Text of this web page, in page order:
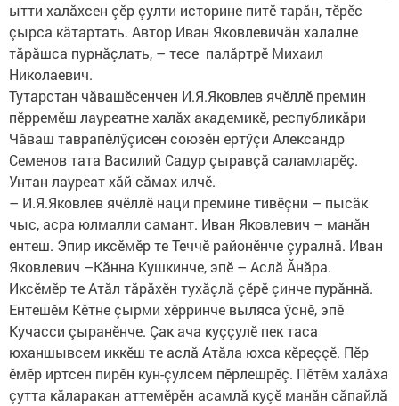
ытти халăхсен çӗр çулти историне питӗ тарăн, тӗрӗс
çырса кăтартать. Автор Иван Яковлевичăн халалне
тăрăшса пурнăçлать, – тесе палăртрӗ Михаил
Николаевич.
Тутарстан чăвашӗсенчен И.Я.Яковлев ячӗллӗ премин
пӗрремӗш лауреатне халăх академикӗ, республикăри
Чăваш таврапӗлӳçисен союзӗн ертӳçи Александр
Семенов тата Василий Садур çыравçă саламларӗç.
Унтан лауреат хăй сăмах илчӗ.
– И.Я.Яковлев ячӗллӗ наци премине тивӗçни – пысăк
чыс, асра юлмалли самант. Иван Яковлевич – манăн
ентеш. Эпир иксӗмӗр те Теччӗ районӗнче çуралнă. Иван
Яковлевич –Кăнна Кушкинче, эпӗ – Аслă Ăнăра.
Иксӗмӗр те Атăл тăрăхӗн тухăçлă çӗрӗ çинче пурăннă.
Ентешӗм Кӗтне çырми хӗрринче выляса ӳснӗ, эпӗ
Кучасси çыранӗнче. Çак ача куççулӗ пек таса
юханшывсем иккӗш те аслă Атăла юхса кӗреççӗ. Пӗр
ӗмӗр иртсен пирӗн кун-çулсем пӗрлешрӗç. Пӗтӗм халăха
çутта кăларакан аттемӗрӗн асамлă куçӗ манăн сăпайлă